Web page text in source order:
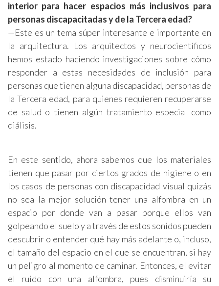
interior para hacer espacios más inclusivos para
personas discapacitadas y de la Tercera edad?
—Este es un tema súper interesante e importante en
la arquitectura. Los arquitectos y neurocientíficos
hemos estado haciendo investigaciones sobre cómo
responder a estas necesidades de inclusión para
personas que tienen alguna discapacidad, personas de
la Tercera edad, para quienes requieren recuperarse
de salud o tienen algún tratamiento especial como
diálisis.
En este sentido, ahora sabemos que los materiales
tienen que pasar por ciertos grados de higiene o en
los casos de personas con discapacidad visual quizás
no sea la mejor solución tener una alfombra en un
espacio por donde van a pasar porque ellos van
golpeando el suelo y a través de estos sonidos pueden
descubrir o entender qué hay más adelante o, incluso,
el tamaño del espacio en el que se encuentran, si hay
un peligro al momento de caminar. Entonces, el evitar
el ruido con una alfombra, pues disminuiría su